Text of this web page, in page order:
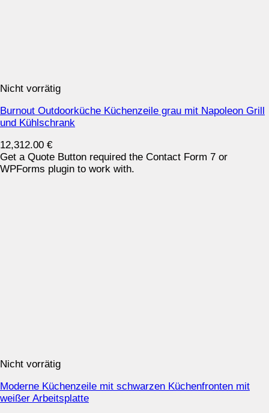
Nicht vorrätig
Burnout Outdoorküche Küchenzeile grau mit Napoleon Grill
und Kühlschrank
12,312.00 €
Get a Quote Button required the Contact Form 7 or
WPForms plugin to work with.
Nicht vorrätig
Moderne Küchenzeile mit schwarzen Küchenfronten mit
weißer Arbeitsplatte